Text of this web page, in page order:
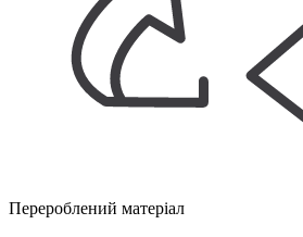
Перероблений матеріал